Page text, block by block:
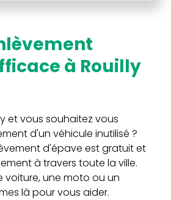
à Rouilly
et vous souhaitez vous
d'un véhicule inutilisé ?
d'épave est gratuit et
à travers toute la ville.
voiture, une moto ou un
là pour vous aider.